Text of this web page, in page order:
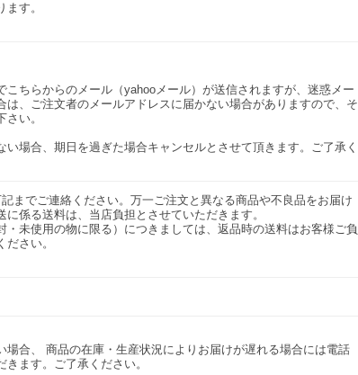
す。
こちらからのメール（yahooメール）が送信されますが、迷惑メー
は、ご注文者のメールアドレスに届かない場合がありますので、そ
い。
い場合、期日を過ぎた場合キャンセルとさせて頂きます。ご了承く
までご連絡ください。万一ご注文と異なる商品や不良品をお届け
係る送料は、当店負担とさせていただきます。
・未使用の物に限る）につきましては、返品時の送料はお客様ご負
さい。
合、 商品の在庫・生産状況によりお届けが遅れる場合には電話
ます。ご了承ください。